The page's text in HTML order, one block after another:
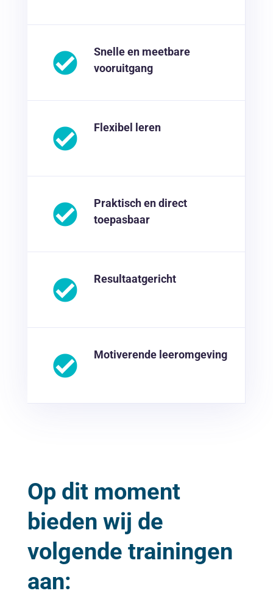
Snelle en meetbare
vooruitgang
Flexibel leren
Praktisch en direct
toepasbaar
Resultaatgericht
Motiverende leeromgeving
Op dit moment
bieden wij de
volgende trainingen
aan: